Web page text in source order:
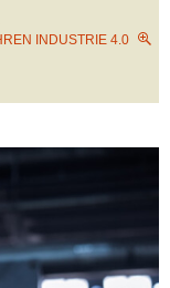
INDUSTRIE 4.0